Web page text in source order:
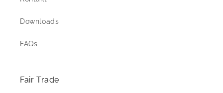
Downloads
FAQs
Fair Trade